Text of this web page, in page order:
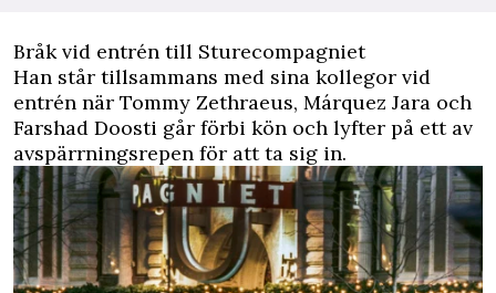
Bråk vid entrén till Sturecompagniet
Han står tillsammans med sina kollegor vid
entrén när Tommy Zethraeus, Márquez Jara och
Farshad Doosti går förbi kön och lyfter på ett av
avspärrningsrepen för att ta sig in.